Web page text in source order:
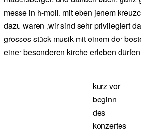
messe in h-moll. mit eben jenem
dazu waren ‚wir sind sehr privilegiert
grosses stück musik mit einem der
einer besonderen kirche erleben
kurz vor
beginn
des
konzertes